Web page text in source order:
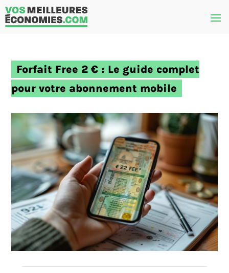
Forfait Free 2 € : Le guide complet
pour votre abonnement mobile